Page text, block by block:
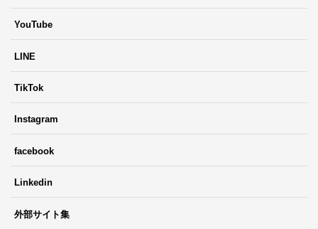
YouTube
LINE
TikTok
Instagram
facebook
Linkedin
外部サイト集